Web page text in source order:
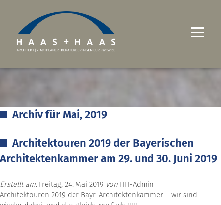
LEISTUNGEN
KARRIERE
Archiv für Mai, 2019
Architektouren 2019 der Bayerischen
Architektenkammer am 29. und 30. Juni 2019
Erstellt am:Freitag, 24. Mai 2019 von HH-Admin
Architektouren 2019 der Bayr. Architektenkammer – wir sind